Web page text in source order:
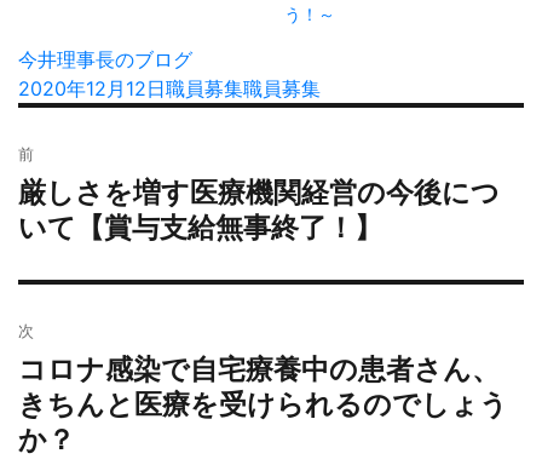
う！～
投
稿
今井理事長のブログ
投
日:
2020年12月12日カ
リ
ー
職員募集タ
職員募集
稿
ナ
ビ
シ
ョ
ン
前
過
去
投
厳しさを増す医療機関経営の今後につ
いて【賞与支給無事終了！】
次
次
の
投
稿:
コロナ感染で自宅療養中の患者さん、
きちんと医療を受けられるのでしょう
か？